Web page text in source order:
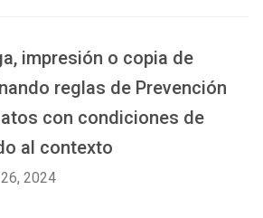
impresión o copia de
reglas de Prevención
con condiciones de
al contexto
2024